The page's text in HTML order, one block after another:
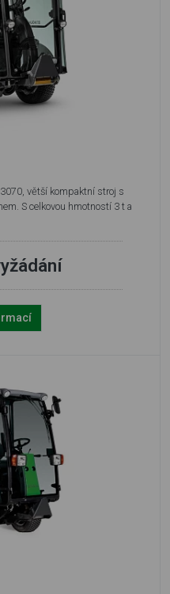
větší kompaktní stroj s
S celkovou hmotností 3 t a